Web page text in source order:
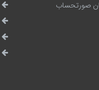
صورتحساب